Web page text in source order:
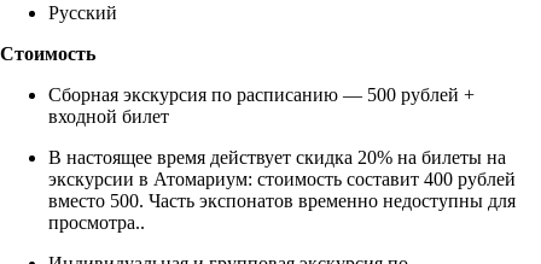
Русский
Стоимость
Сборная экскурсия по расписанию — 500 рублей +
входной билет
В настоящее время действует скидка 20% на билеты на
экскурсии в Атомариум: стоимость составит 400 рублей
вместо 500. Часть экспонатов временно недоступны для
просмотра..